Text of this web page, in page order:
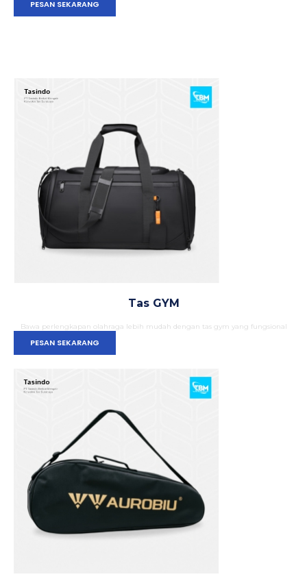
PESAN SEKARANG
Tas GYM
Bawa perlengkapan olahraga lebih mudah dengan tas gym yang fungsional
PESAN SEKARANG